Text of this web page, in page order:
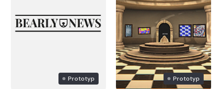
Prototyp Prototyp